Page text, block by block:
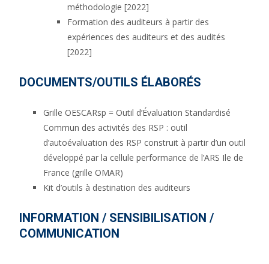
méthodologie [2022]
Formation des auditeurs à partir des
expériences des auditeurs et des audités
[2022]
DOCUMENTS/OUTILS ÉLABORÉS
Grille OESCARsp = Outil d’Évaluation Standardisé
Commun des activités des RSP : outil
d’autoévaluation des RSP construit à partir d’un outil
développé par la cellule performance de l’ARS Ile de
France (grille OMAR)
Kit d’outils à destination des auditeurs
INFORMATION / SENSIBILISATION /
COMMUNICATION